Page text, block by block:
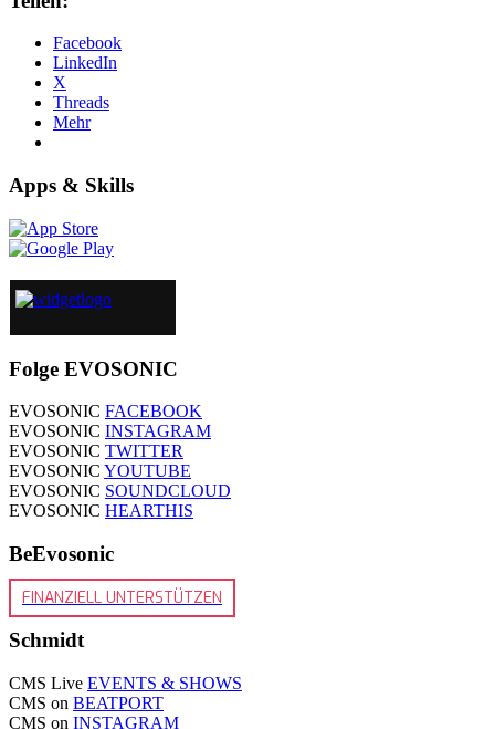
Facebook
LinkedIn
X
Threads
Mehr
Apps & Skills
Folge EVOSONIC
EVOSONIC FACEBOOK
EVOSONIC INSTAGRAM
EVOSONIC TWITTER
EVOSONIC YOUTUBE
EVOSONIC SOUNDCLOUD
EVOSONIC HEARTHIS
BeEvosonic
FINANZIELL UNTERSTÜTZEN
Schmidt
CMS Live EVENTS & SHOWS
CMS on BEATPORT
CMS on INSTAGRAM